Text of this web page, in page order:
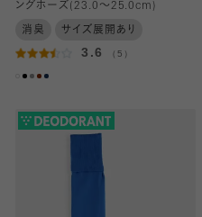
ングホーズ(23.0～25.0cm)
消臭 サイズ展開あり
3.6 （5）